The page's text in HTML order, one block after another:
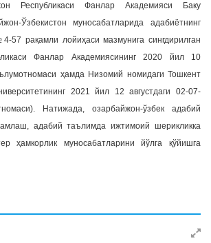
Республикаси Фанлар Академияси Баку
Ўзбекистон муносабатларида адабиётнинг
57 рақамли лойиҳаси мазмунига сингдирилган
Фанлар Академиясининг 2020 йил 10
ҳамда Низомий номидаги Тошкент
2021 йил 12 августдаги 02-07-
Натижада, озарбайжон-ўзбек адабий
адабий таълимда ижтимоий шерикликка
ҳамкорлик муносабатларини йўлга қўйишга